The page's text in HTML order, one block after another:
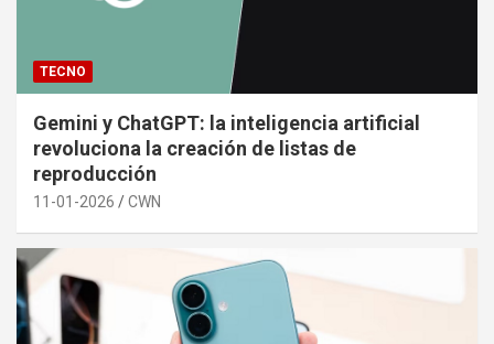
TECNO
Gemini y ChatGPT: la inteligencia artificial
revoluciona la creación de listas de
reproducción
11-01-2026 CWN